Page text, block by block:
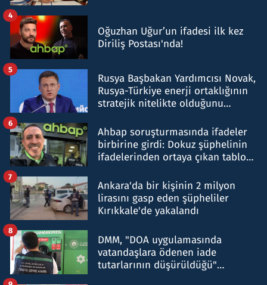
Oğuzhan Uğur’un ifadesi ilk kez
Diriliş Postası'nda!
4
Rusya Başbakan Yardımcısı Novak,
Rusya-Türkiye enerji ortaklığının
stratejik nitelikte olduğunu
5
Ahbap soruşturmasında ifadeler
birbirine girdi: Dokuz şüphelinin
ifadelerinden ortaya çıkan tablo
6
Ankara'da bir kişinin 2 milyon
lirasını gasp eden şüpheliler
Kırıkkale'de yakalandı
7
DMM, "DOA uygulamasında
vatandaşlara ödenen iade
tutarlarının düşürüldüğü"
8